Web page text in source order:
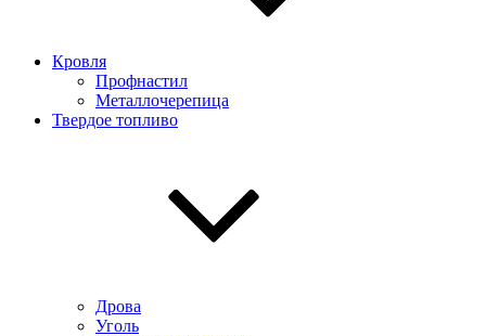
Кровля
Профнастил
Металлочерепица
Твердое топливо
Дрова
Уголь